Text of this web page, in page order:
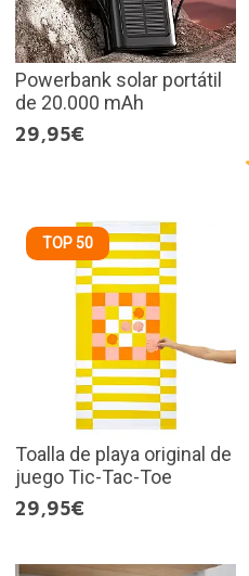
Powerbank solar portátil
de 20.000 mAh
29,95€
TOP 50
Toalla de playa original de
juego Tic-Tac-Toe
29,95€